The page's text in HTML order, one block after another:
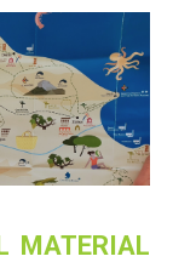
MATERIAL